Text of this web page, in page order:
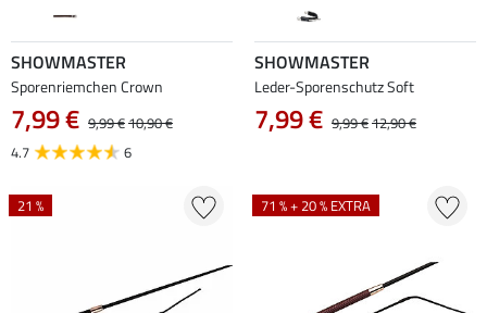
SHOWMASTER
Sporenriemchen Crown
7,99 € 9,99 €10,90 €
4.7
6
SHOWMASTER
Leder-Sporenschutz Soft
7,99 € 9,99 €12,90 €
21 % 71 % + 20 % EXTRA